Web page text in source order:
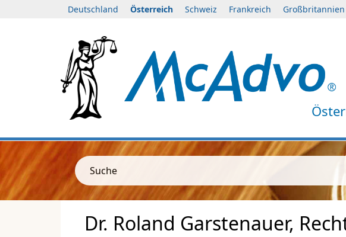
Deutschland Österreich Schweiz Frankreich Großbritannien
Suche
Dr. Roland Garstenauer,